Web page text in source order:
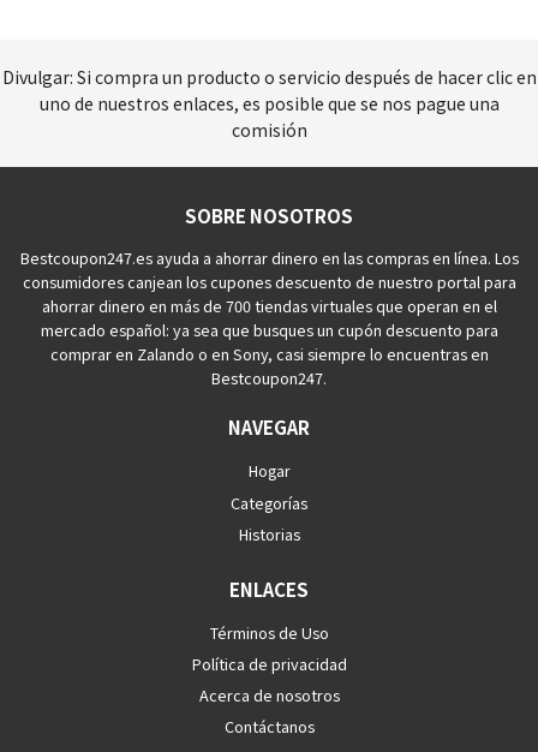
Divulgar: Si compra un producto o servicio después de hacer clic en
uno de nuestros enlaces, es posible que se nos pague una
comisión
SOBRE NOSOTROS
Bestcoupon247.es ayuda a ahorrar dinero en las compras en línea. Los
consumidores canjean los cupones descuento de nuestro portal para
ahorrar dinero en más de 700 tiendas virtuales que operan en el
mercado español: ya sea que busques un cupón descuento para
comprar en Zalando o en Sony, casi siempre lo encuentras en
Bestcoupon247.
NAVEGAR
Hogar
Categorías
Historias
ENLACES
Términos de Uso
Política de privacidad
Acerca de nosotros
Contáctanos